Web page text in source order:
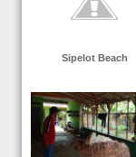
Sipelot Beach